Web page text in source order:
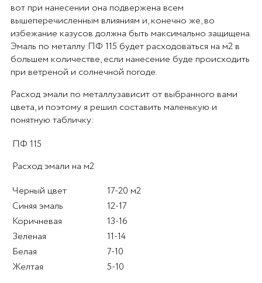
вот при нанесении она подвержена всем
вышеперечисленным влияниям и, конечно же, во
избежание казусов должна быть максимально защищена.
Эмаль по металлу ПФ 115 будет расходоваться на м2 в
большем количестве, если нанесение буде происходить
при ветреной и солнечной погоде.
Расход эмали по металлузависит от выбранного вами
цвета, и поэтому я решил составить маленькую и
понятную табличку:
ПФ 115
Расход эмали на м2
Черный цвет
17-20 м2
Синяя эмаль
12-17
Коричневая
13-16
Зеленая
11-14
Белая
7-10
Желтая
5-10